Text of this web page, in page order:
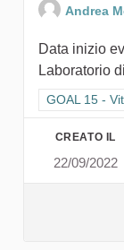
Andrea
Data inizio
Laboratorio
Filtra i
GOAL 15 -
CREATO IL
22/09/2022